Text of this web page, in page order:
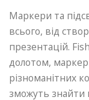
Маркери та
всього, від
презентацій.
долотом,
різноманітних
зможуть знайти